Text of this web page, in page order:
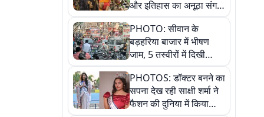
और इतिहास का अनूठा संगम,
तस्वीरों में जानिए
PHOTO: सीवान के
बड़हरिया बाजार में भीषण
जाम, 5 तस्वीरों में दिखी
अव्यवस्था
PHOTOS: डॉक्टर बनने का
सपना देख रही साक्षी शर्मा ने
फैशन की दुनिया में किया